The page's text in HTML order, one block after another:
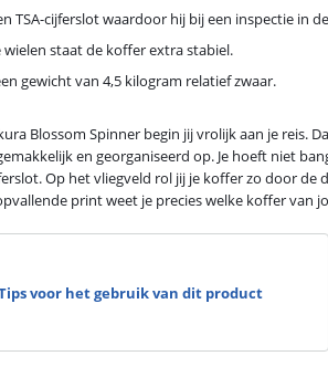
TSA-cijferslot waardoor hij bij een inspectie in
staat de koffer extra stabiel.
gewicht van 4,5 kilogram relatief zwaar.
Blossom Spinner begin jij vrolijk aan je
en georganiseerd op. Je hoeft niet
Op het vliegveld rol jij je koffer zo door
print weet je precies welke koffer van
voor het gebruik van dit product